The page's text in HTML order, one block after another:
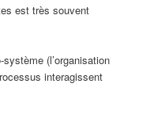
est très souvent
(l’organisation
interagissent